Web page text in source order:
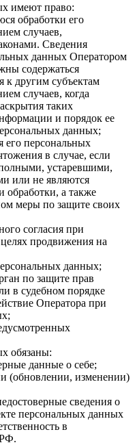
имеют право:
обработки его
случаев,
Сведения
данных Оператором
содержаться
к другим субъектам
случаев, когда
таких
и порядок ее
данных;
его персональных
в случае, если
устаревшими,
или не являются
обработки, а также
меры по защите своих
согласия при
продвижения на
данных;
по защите прав
в судебном порядке
Оператора при
обязаны:
данные о себе;
(обновлении, изменении)
сведения о
персональных данных
в
РФ.